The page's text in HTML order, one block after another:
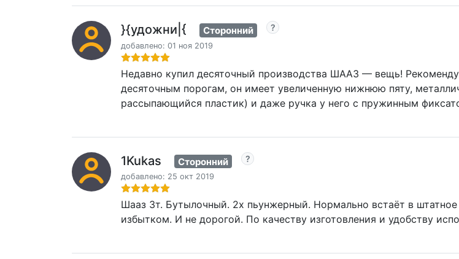
}{удожни|{ Сторонний
добавлено: 01 ноя 2019
Недавно купил десяточный производства ШААЗ — вещь!
десяточным порогам, он имеет увеличенную нижнюю пяту,
рассыпающийся пластик) и даже ручка у него с пружинным
1Kukas Сторонний
добавлено: 25 окт 2019
Шааз 3т. Бутылочный. 2х пьунжерный. Нормально встаёт в
избытком. И не дорогой. По качеству изготовления и удобству